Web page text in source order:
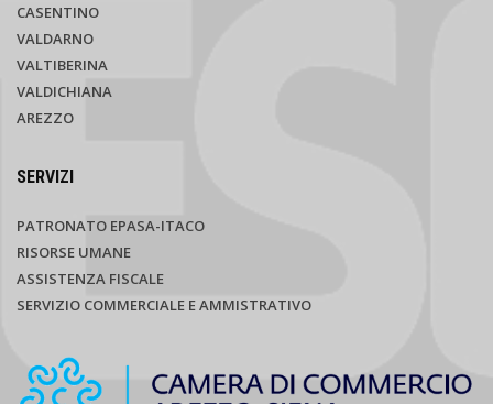
CASENTINO
VALDARNO
VALTIBERINA
VALDICHIANA
AREZZO
SERVIZI
PATRONATO EPASA-ITACO
RISORSE UMANE
ASSISTENZA FISCALE
SERVIZIO COMMERCIALE E AMMISTRATIVO